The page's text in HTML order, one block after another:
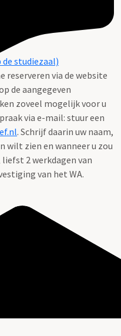
studiezaal)
reserveren via de website
de aangegeven
zoveel mogelijk voor u
via e-mail: stuur een
. Schrijf daarin uw naam,
wilt zien en wanneer u zou
2 werkdagen van
van het WA.